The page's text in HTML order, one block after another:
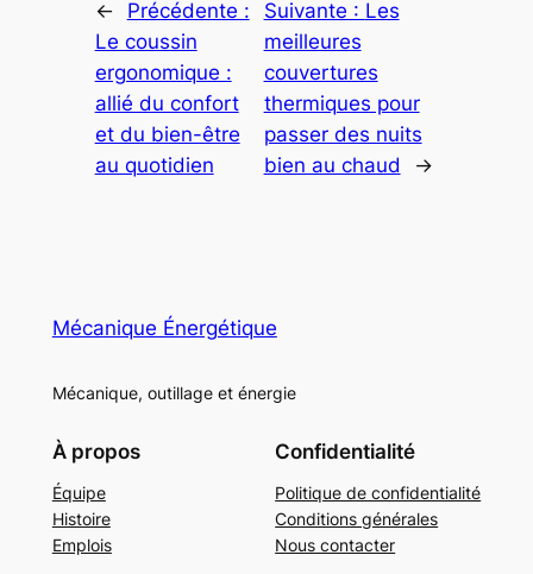
←
Précédente :
Le coussin
ergonomique :
allié du confort
et du bien-être
au quotidien
Suivante : Les
meilleures
couvertures
thermiques pour
passer des nuits
bien au chaud
→
Mécanique Énergétique
Mécanique, outillage et énergie
À propos
Équipe
Histoire
Emplois
Confidentialité
Politique de confidentialité
Conditions générales
Nous contacter